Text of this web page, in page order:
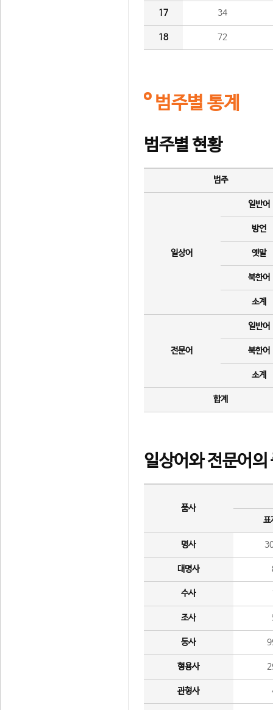
17 34
18 72
범주별 통계
범주별 현황
범주
일상어
일반어
방언
옛말
북한어
소계
전문어
일반어
북한어
소계
합계
일상어와 전문어의
품사
표
명사
대명사
수사
조사
동사
형용사
관형사